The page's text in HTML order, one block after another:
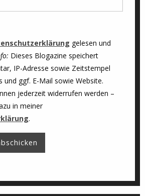
gelesen und
Dieses Blogazine speichert
IP-Adresse sowie Zeitstempel
und ggf. E-Mail sowie Website.
jederzeit widerrufen werden –
in meiner
.